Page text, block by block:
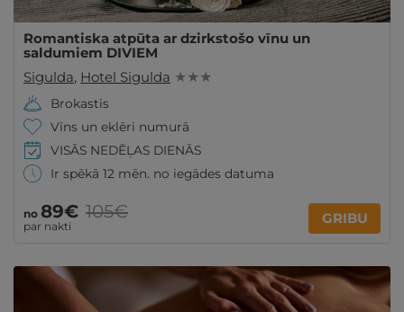
Romantiska atpūta ar dzirkstošo vīnu un
saldumiem DIVIEM
Sigulda, Hotel Sigulda ★ ★ ★
Brokastis
Vīns un eklēri numurā
VISĀS NEDĒĻAS DIENĀS
Ir spēkā 12 mēn. no iegādes datuma
no 89€
par nakti
105€ GRIBU